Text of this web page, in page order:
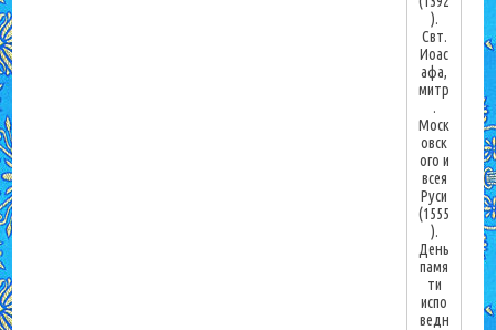
).
Свт.
Иоас
афа,
митр
.
Моск
овск
ого и
всея
Руси
(1555
).
День
памя
ти
испо
ведн